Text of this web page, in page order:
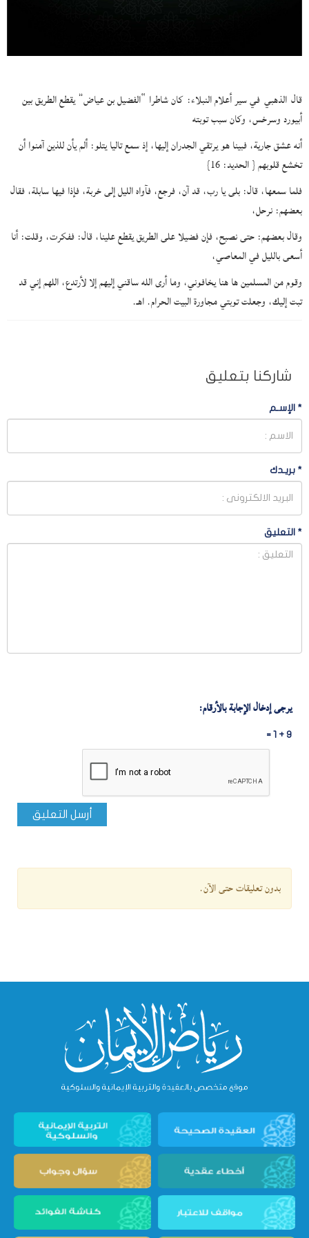
قال الذهبي في سير أعلام النبلاء: كان شاطرا “الفضيل بن عياض” يقطع الطريق بين
أبيورد وسرخس، وكان سبب توبته
أنه عشق جارية، فبينا هو يرتقي الجدران إليها، إذ سمع تاليا يتلو: ألم يأن للذين آمنوا أن
تخشع قلوبهم { الحديد: 16}
فلما سمعها، قال: بلى يا رب، قد آن، فرجع، فآواه الليل إلى خربة، فإذا فيها سابلة، فقال
بعضهم: نرحل،
وقال بعضهم: حتى نصبح، فإن فضيلا على الطريق يقطع علينا، قال: ففكرت، وقلت: أنا
أسعى بالليل في المعاصي،
وقوم من المسلمين ها هنا يخافوني، وما أرى الله ساقني إليهم إلا لأرتدع، اللهم إني قد
تبت إليك، وجعلت توبتي مجاورة البيت الحرام. اهـ.
شاركنا بتعليق
* الإسـم
* بريـدك
* التعليق
يرجى إدخال الإجابة بالأرقام:
9 + 1 =
أرسل التعليق
بدون تعليقات حتى الآن.